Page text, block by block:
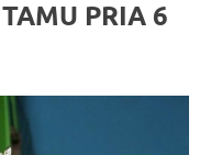
PRIA 6